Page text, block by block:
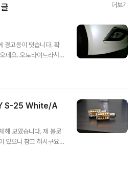
더보기
경고등이 떳습니다. 확
네요..오토라이트라서
은 LF SONATA안개
까 했지만... 그넘의 법
합니다. 안개등쪽 범퍼
시작,끝 부분에 있으니
더 휠베이스쪽 아래 흙
한 10mm복스로 풀어
습니다. 하부세차좀
S-25 White/A
해 보았습니다. 제 블로
있으니 참고 하시구요..
가 고장이나서 확인해